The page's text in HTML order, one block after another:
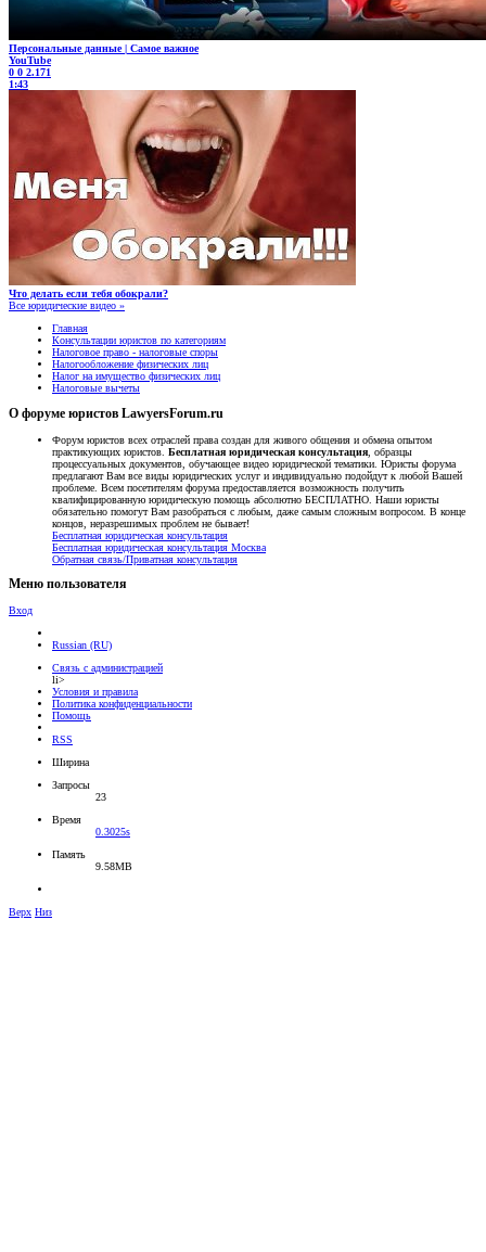
Персональные данные | Самое важное
YouTube
0 0 2.171
1:43
Что делать если тебя обокрали?
Все юридические видео »
Главная
Консультации юристов по категориям
Налоговое право - налоговые споры
Налогообложение физических лиц
Налог на имущество физических лиц
Налоговые вычеты
О форуме юристов LawyersForum.ru
Форум юристов всех отраслей права создан для живого общения и обмена опытом
практикующих юристов. Бесплатная юридическая консультация , образцы
процессуальных документов, обучающее видео юридической тематики. Юристы форума
предлагают Вам все виды юридических услуг и индивидуально подойдут к любой Вашей
проблеме. Всем посетителям форума предоставляется возможность получить
квалифицированную юридическую помощь абсолютно БЕСПЛАТНО. Наши юристы
обязательно помогут Вам разобраться с любым, даже самым сложным вопросом. В конце
концов, неразрешимых проблем не бывает!
Бесплатная юридическая консультация
Бесплатная юридическая консультация Москва
Обратная связь/Приватная консультация
Меню пользователя
Вход
Russian (RU)
Связь с администрацией
li>
Условия и правила
Политика конфиденциальности
Помощь
RSS
Ширина
Запросы
23
Время
0.3025s
Память
9.58MB
Верх Низ